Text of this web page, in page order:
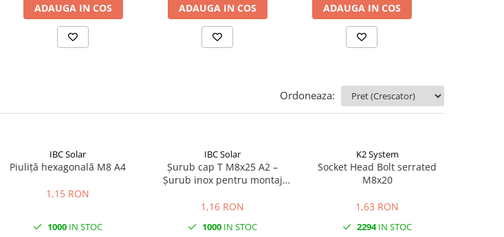
ADAUGA IN COS ADAUGA IN COS ADAUGA IN COS
Ordoneaza:
IBC Solar
Piuliță hexagonală M8 A4
1,15 RON
1000 IN STOC
IBC Solar
Șurub cap T M8x25 A2 –
Șurub inox pentru montaj
A2
1,16 RON
1000 IN STOC
K2 System
Socket Head Bolt serrated
M8x20
1,63 RON
2294IN STOC